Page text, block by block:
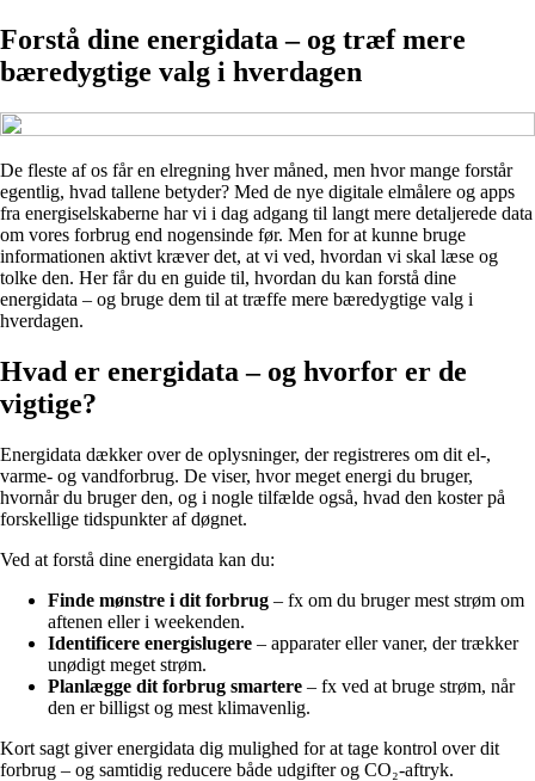
Forstå dine energidata – og træf mere
bæredygtige valg i hverdagen
De fleste af os får en elregning hver måned, men hvor mange forstår
egentlig, hvad tallene betyder? Med de nye digitale elmålere og apps
fra energiselskaberne har vi i dag adgang til langt mere detaljerede data
om vores forbrug end nogensinde før. Men for at kunne bruge
informationen aktivt kræver det, at vi ved, hvordan vi skal læse og
tolke den. Her får du en guide til, hvordan du kan forstå dine
energidata – og bruge dem til at træffe mere bæredygtige valg i
hverdagen.
Hvad er energidata – og hvorfor er de
vigtige?
Energidata dækker over de oplysninger, der registreres om dit el-,
varme- og vandforbrug. De viser, hvor meget energi du bruger,
hvornår du bruger den, og i nogle tilfælde også, hvad den koster på
forskellige tidspunkter af døgnet.
Ved at forstå dine energidata kan du:
Finde mønstre i dit forbrug – fx om du bruger mest strøm om
aftenen eller i weekenden.
Identificere energislugere – apparater eller vaner, der trækker
unødigt meget strøm.
Planlægge dit forbrug smartere – fx ved at bruge strøm, når
den er billigst og mest klimavenlig.
Kort sagt giver energidata dig mulighed for at tage kontrol over dit
forbrug – og samtidig reducere både udgifter og CO₂-aftryk.